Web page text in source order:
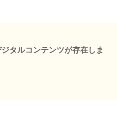
タルコンテンツが存在しま